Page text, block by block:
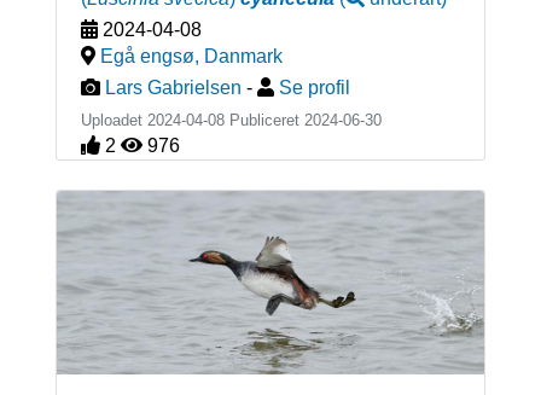
2024-04-08
Egå engsø, Danmark
Lars Gabrielsen - Se profil
Uploadet 2024-04-08 Publiceret 2024-06-30
2 976